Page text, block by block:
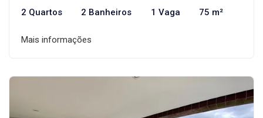
2 Quartos 2 Banheiros 1 Vaga 75 m²
Mais informações